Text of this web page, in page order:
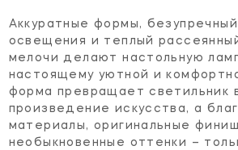
Аккуратные формы, безупречный
освещения и теплый
мелочи делают настольную
настоящему уютной и
форма превращает светильник
произведение искусства, а
материалы, оригинальные
необыкновенные оттенки –